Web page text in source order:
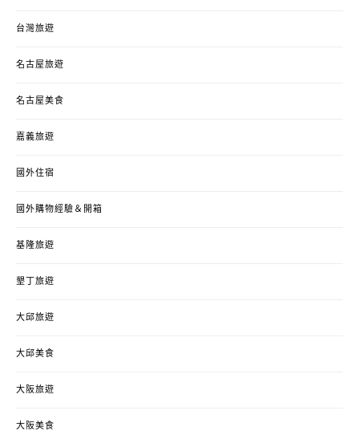
台灣旅遊
名古屋旅遊
名古屋美食
嘉義旅遊
國外住宿
國外購物經驗＆開箱
基隆旅遊
墾丁旅遊
大邱旅遊
大邱美食
大阪旅遊
大阪美食